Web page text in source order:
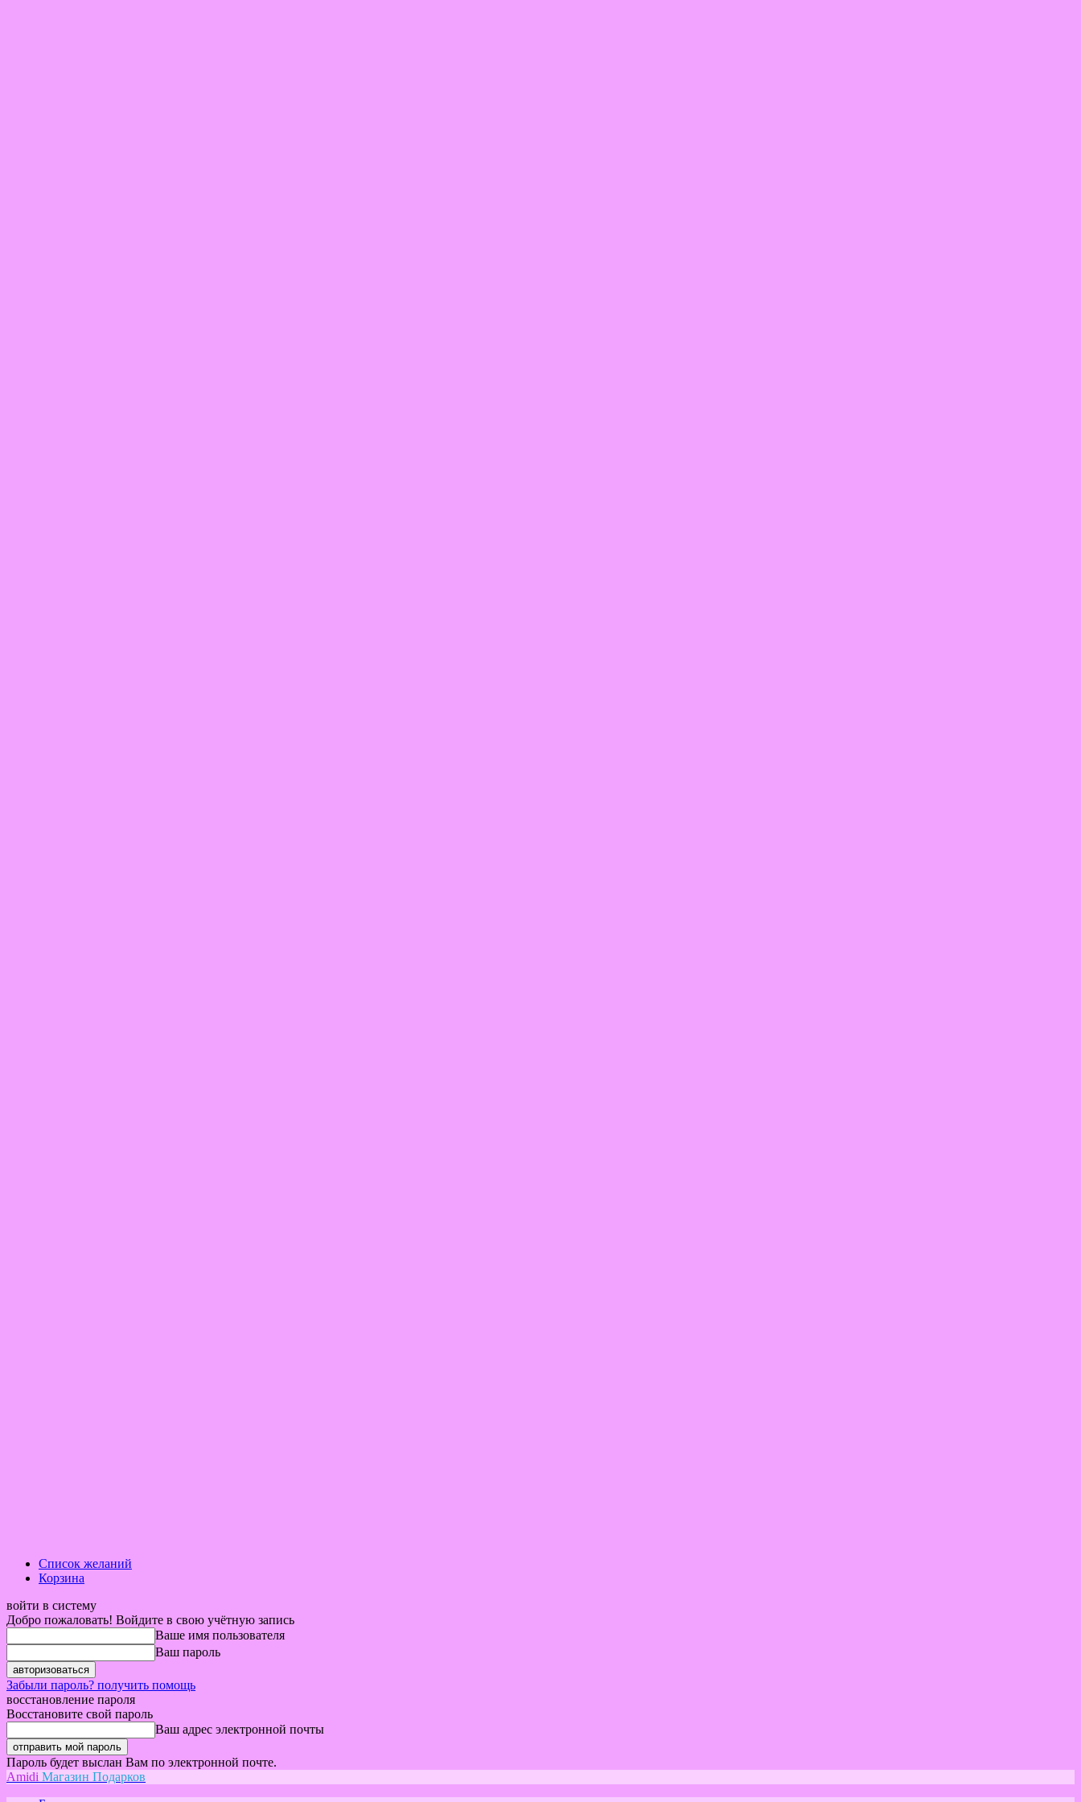
Список желаний
Корзина
войти в систему
Добро пожаловать! Войдите в свою учётную запись
Ваше имя пользователя
Ваш пароль
Забыли пароль? получить помощь
восстановление пароля
Восстановите свой пароль
Ваш адрес электронной почты
Пароль будет выслан Вам по электронной почте.
Amidi Магазин Подарков